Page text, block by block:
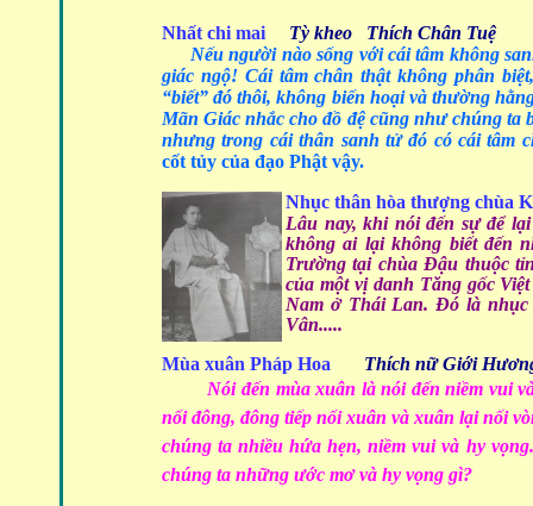
Nhất chi mai Tỳ kheo Thích Chân Tuệ
Nếu người nào sống với cái tâm không
giác ngộ! Cái tâm chân thật không phân
“biết” đó thôi, không biến hoại và thường
Mãn Giác nhắc cho đồ đệ cũng như chúng ta
nhưng trong cái thân sanh tử đó có cái tâm
cốt tủy của đạo Phật vậy.
Nhục thân hòa thượng chùa
Lâu nay, khi nói đến sự để
không ai lại không biết đến
Trường tại chùa Đậu thuộc
của một vị danh Tăng gốc
Nam ở Thái Lan. Đó là
Vân.....
Mùa xuân Pháp Hoa
Thích nữ Giới
Nói đến mùa xuân là nói đến niềm vui
nối đông, đông tiếp nối xuân và xuân lại nối
chúng ta nhiều hứa hẹn, niềm vui và hy
chúng ta những ước mơ và hy vọng gì?